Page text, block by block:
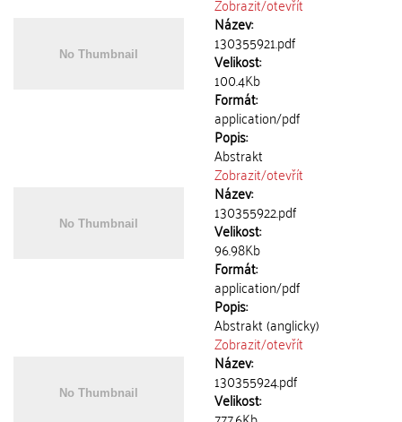
Název:
130355921.pdf
Velikost:
100.4Kb
Formát:
application/pdf
Popis:
Abstrakt
Zobrazit/otevřít
Název:
130355922.pdf
Velikost:
96.98Kb
Formát:
application/pdf
Popis:
Abstrakt (anglicky)
Zobrazit/otevřít
Název:
130355924.pdf
Velikost: